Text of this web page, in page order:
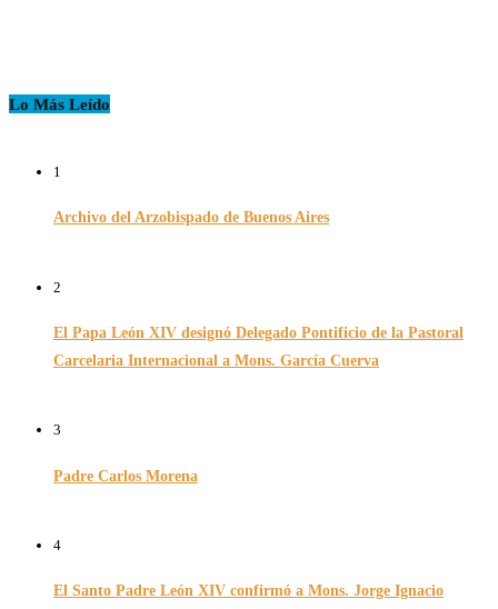
Lo Más Leído
1
Archivo del Arzobispado de Buenos Aires
2
El Papa León XIV designó Delegado Pontificio de la Pastoral
Carcelaria Internacional a Mons. García Cuerva
3
Padre Carlos Morena
4
El Santo Padre León XIV confirmó a Mons. Jorge Ignacio